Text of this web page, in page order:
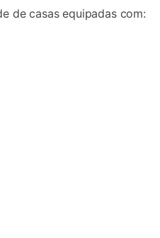
de casas equipadas com: